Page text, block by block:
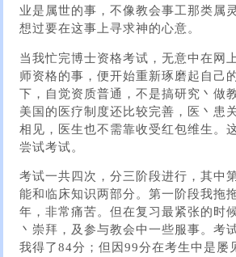
业是属世的事，不像教会事工那类属
想过要在这事上寻求神的心意。
当我忙完博士资格考试，无意中在网
师资格的事，便开始重新琢磨起自己
下，自觉资质普通，不是搞研究丶做
美国的医疗制度还比较完善，医丶患
相见，医生也不需靠收受红包维生。
尝试考试。
考试一共四次，分三阶段进行，其中
能和临床知识两部分。第一阶段我拖
年，非常痛苦。但在复习最紧张的时
丶崇拜，及参与教会中一些服事。考
我得了84分；但因99分在考生中是屡